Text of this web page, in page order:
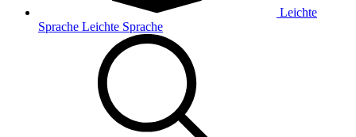
Leichte
Sprache Leichte Sprache